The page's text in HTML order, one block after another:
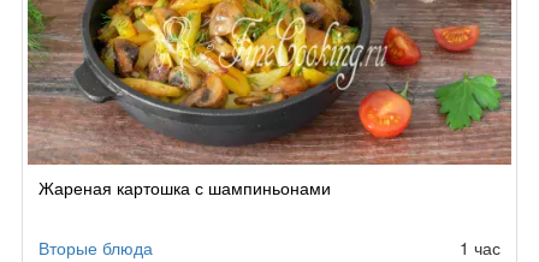
Жареная картошка с шампиньонами
Вторые блюда 1 час